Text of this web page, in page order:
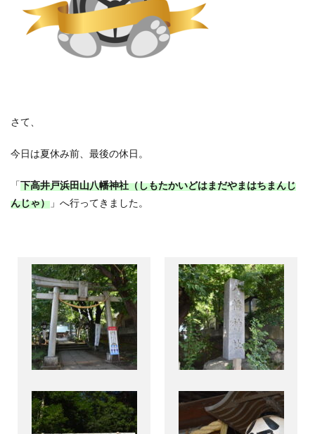
さて、
今日は夏休み前、最後の休日。
「下高井戸浜田山八幡神社（しもたかいどはまだやまはちまんじ
んじゃ） 」へ行ってきました。